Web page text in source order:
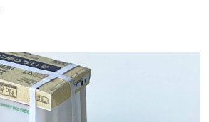
ってみた！ めっちゃ簡単！ ありがと